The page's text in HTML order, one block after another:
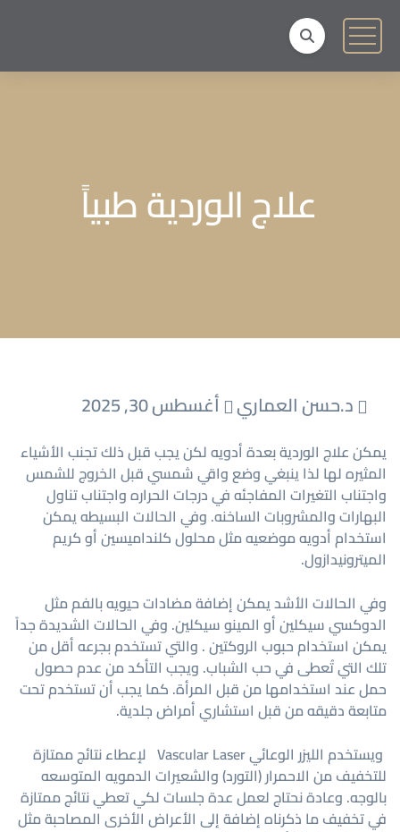
علاج الوردية طبياً
د.حسن العماري أغسطس 30, 2025
يمكن علاج الوردية بعدة أدويه لكن يجب قبل ذلك تجنب الأشياء
المثيره لها لذا ينبغي وضع واقي شمسي قبل الخروج للشمس
واجتناب التغيرات المفاجئه في درجات الحراره واجتناب تناول
البهارات والمشروبات الساخنه. وفي الحالات البسيطه يمكن
استخدام أدويه موضعيه مثل محلول كلنداميسين أو كريم
الميترونيدازول.
وفي الحالات الأشد يمكن إضافة مضادات حيويه بالفم مثل
الدوكسي سيكلين أو المينو سيكلين. وفي الحالات الشديدة جداً
يمكن استخدام حبوب الروكتين . والتي تستخدم بجرعه أقل من
تلك التي تُعطى في حب الشباب. ويجب التأكد من عدم حصول
حمل عند استخدامها من قبل المرأة. كما يجب أن تستخدم تحت
متابعة دقيقه من قبل استشاري أمراض جلدية.
ويستخدم الليزر الوعائي Vascular Laser لإعطاء نتائج ممتازة
للتخفيف من الاحمرار (التورد) والشعيرات الدمويه المتوسعه
بالوجه. وعادة نحتاج لعمل عدة جلسات لكي تعطي نتائج ممتازة
في تخفيف ما ذكرناه إضافة إلى الأعراض الأخرى المصاحبة مثل